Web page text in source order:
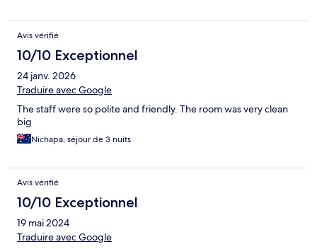
Avis vérifié
10/10 Exceptionnel
24 janv. 2026
Traduire avec Google
The staff were so polite and friendly. The room was very clean
big
Nichapa, séjour de 3 nuits
Avis vérifié
10/10 Exceptionnel
19 mai 2024
Traduire avec Google